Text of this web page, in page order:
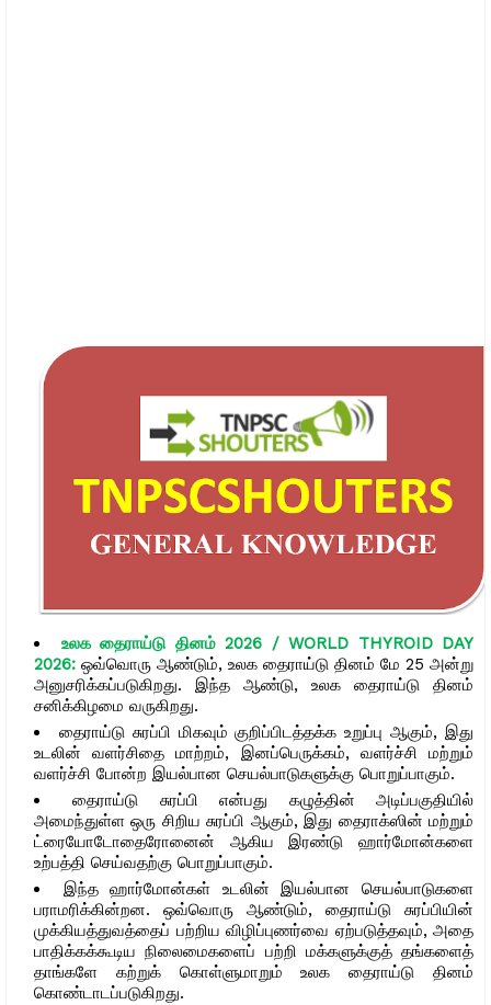
உலக தைராய்டு தினம் 2026 / WORLD THYROID DAY
2026: ஒவ்வொரு ஆண்டும், உலக தைராய்டு தினம் மே 25 அன்று
அனுசரிக்கப்படுகிறது. இந்த ஆண்டு, உலக தைராய்டு தினம்
சனிக்கிழமை வருகிறது.
தைராய்டு சுரப்பி மிகவும் குறிப்பிடத்தக்க உறுப்பு ஆகும், இது
உடலின் வளர்சிதை மாற்றம், இனப்பெருக்கம், வளர்ச்சி மற்றும்
வளர்ச்சி போன்ற இயல்பான செயல்பாடுகளுக்கு பொறுப்பாகும்.
தைராய்டு சுரப்பி என்பது கழுத்தின் அடிப்பகுதியில்
அமைந்துள்ள ஒரு சிறிய சுரப்பி ஆகும், இது தைராக்ஸின் மற்றும்
ட்ரையோடோதைரோனைன் ஆகிய இரண்டு ஹார்மோன்களை
உற்பத்தி செய்வதற்கு பொறுப்பாகும்.
இந்த ஹார்மோன்கள் உடலின் இயல்பான செயல்பாடுகளை
பராமரிக்கின்றன. ஒவ்வொரு ஆண்டும், தைராய்டு சுரப்பியின்
முக்கியத்துவத்தைப் பற்றிய விழிப்புணர்வை ஏற்படுத்தவும், அதை
பாதிக்கக்கூடிய நிலைமைகளைப் பற்றி மக்களுக்குத் தங்களைத்
தாங்களே கற்றுக் கொள்ளுமாறும் உலக தைராய்டு தினம்
கொண்டாடப்படுகிறது.